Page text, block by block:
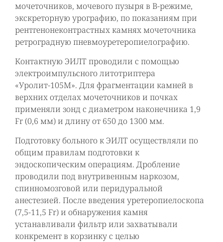
мочеточников, мочевого пузыря в В-режиме,
экскреторную урографию, по показаниям при
рентгенонеконтрастных камнях мочеточника
ретроградную пневмоуретеропиелографию.
Контактную ЭИЛТ проводили с помощью
электроимпульсного литотриптера
«Уролит-105М». Для фрагментации камней в
верхних отделах мочеточников и почках
применяли зонд с диаметром наконечника 1,9
Fr (0,6 мм) и длину от 650 до 1300 мм.
Подготовку больного к ЭИЛТ осуществляли по
общим правилам подготовки к
эндоскопическим операциям. Дробление
проводили под внутривенным наркозом,
спинномозговой или перидуральной
анестезией. После введения уретеропиелоскопа
(7,5-11,5 Fr) и обнаружения камня
устанавливали фильтр или захватывали
конкремент в корзинку с целью